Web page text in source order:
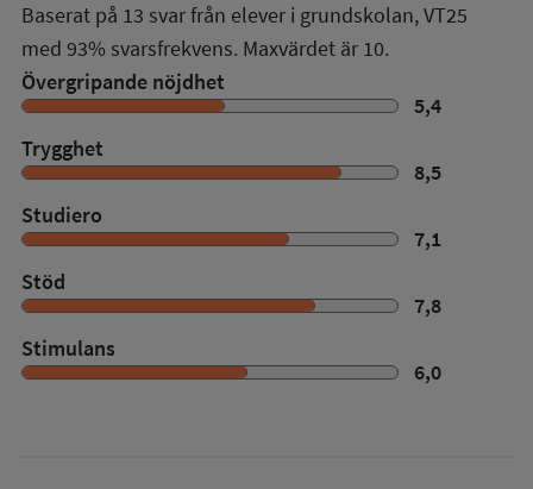
Baserat på 13 svar från elever i grundskolan,VT25
med 93% svarsfrekvens. Maxvärdet är 10.
Övergripande nöjdhet
5,4
Trygghet
8,5
Studiero
7,1
Stöd
7,8
Stimulans
6,0